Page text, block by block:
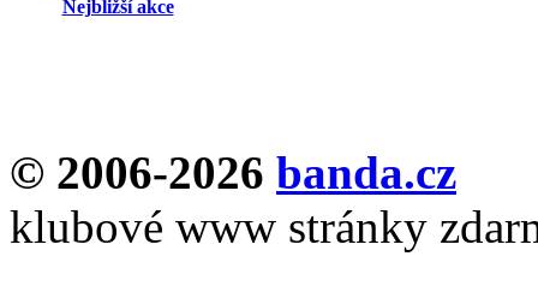
Nejbližší akce
© 2006-2026 banda.cz
klubové www stránky